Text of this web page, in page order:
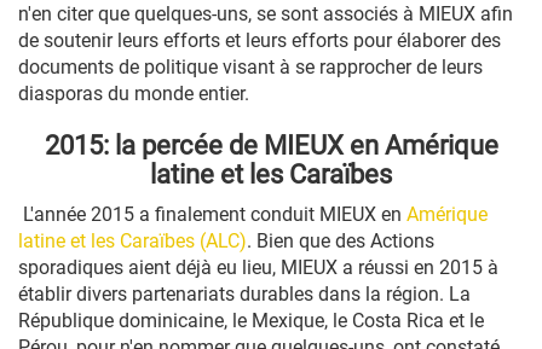
n'en citer que quelques-uns, se sont associés à MIEUX afin
de soutenir leurs efforts et leurs efforts pour élaborer des
documents de politique visant à se rapprocher de leurs
diasporas du monde entier.
2015: la percée de MIEUX en Amérique
latine et les Caraïbes
L'année 2015 a finalement conduit MIEUX en Amérique
latine et les Caraïbes (ALC). Bien que des Actions
sporadiques aient déjà eu lieu, MIEUX a réussi en 2015 à
établir divers partenariats durables dans la région. La
République dominicaine, le Mexique, le Costa Rica et le